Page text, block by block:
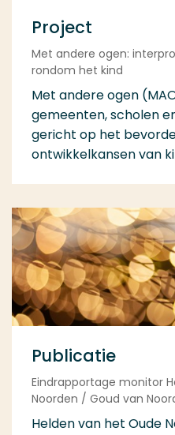
Project
Met andere ogen:
rondom het kind
Met andere ogen
gemeenten, scholen
gericht op het
ontwikkelkansen van
Publicatie
Eindrapportage monitor
Noorden / Goud van
Helden van het Oude